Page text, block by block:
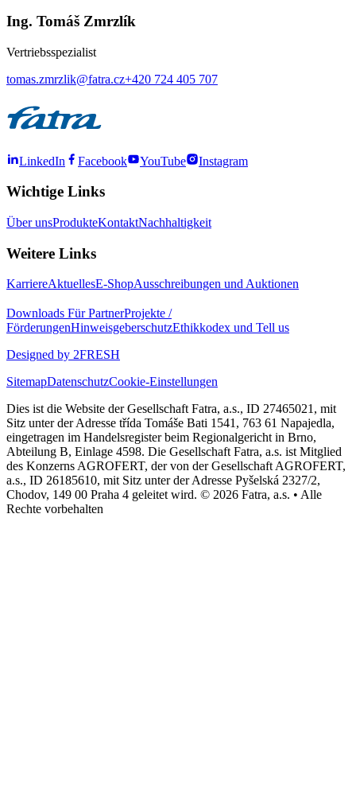
Ing. Tomáš Zmrzlík
Vertriebsspezialist
tomas.zmrzlik@fatra.cz+420 724 405 707
LinkedIn Facebook YouTube Instagram
Wichtige Links
Über unsProdukteKontaktNachhaltigkeit
Weitere Links
KarriereAktuellesE-ShopAusschreibungen und Auktionen
Downloads Für PartnerProjekte /
FörderungenHinweisgeberschutzEthikkodex und Tell us
Designed by 2FRESH
SitemapDatenschutzCookie-Einstellungen
Dies ist die Website der Gesellschaft Fatra, a.s., ID 27465021, mit
Sitz unter der Adresse třída Tomáše Bati 1541, 763 61 Napajedla,
eingetragen im Handelsregister beim Regionalgericht in Brno,
Abteilung B, Einlage 4598. Die Gesellschaft Fatra, a.s. ist Mitglied
des Konzerns AGROFERT, der von der Gesellschaft AGROFERT,
a.s., ID 26185610, mit Sitz unter der Adresse Pyšelská 2327/2,
Chodov, 149 00 Praha 4 geleitet wird. © 2026 Fatra, a.s. • Alle
Rechte vorbehalten